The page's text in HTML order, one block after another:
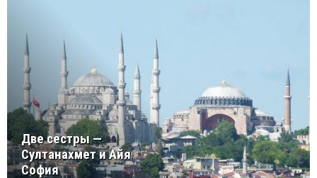
Две сестры —
Султанахмет и Айя
София